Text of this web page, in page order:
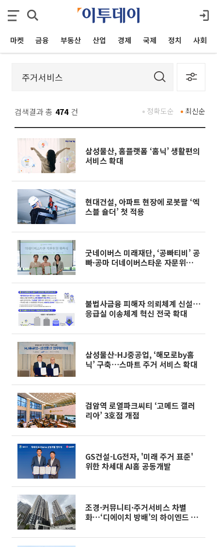
마켓 금융 부동산 산업 경제 국제 정치 사회
검색결과 총 474 건 최신순
정확도순
삼성물산, 홈플랫폼 ‘홈닉’ 생활편의
서비스 확대
현대건설, 아파트 현장에 로봇팔 ‘엑
스블 숄더’ 첫 적용
굿네이버스 미래재단, ‘공빠티비’ 공
빠·공마 더네이버스타운 자문위원
불법사금융 피해자 의뢰체계 신설⋯
응급실 이송체계 혁신 전국 확대
삼성물산-HJ중공업, ‘해모로by홈
닉’ 구축⋯스마트 주거 서비스 확대
검암역 로열파크씨티 ‘고메드 갤러
리아’ 3호점 개점
GS건설-LG전자, '미래 주거 표준'
위한 차세대 AI홈 공동개발
조경·커뮤니티·주거서비스 차별
화…‘디에이치 방배’의 하이엔드 주